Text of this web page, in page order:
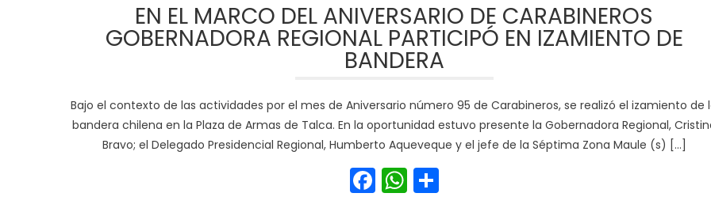
EN EL MARCO DEL ANIVERSARIO DE CARABINEROS
GOBERNADORA REGIONAL PARTICIPÓ EN IZAMIENTO DE
BANDERA
Bajo el contexto de las actividades por el mes de Aniversario número 95 de Carabineros, se realizó el izamiento de
bandera chilena en la Plaza de Armas de Talca. En la oportunidad estuvo presente la Gobernadora Regional,
Bravo; el Delegado Presidencial Regional, Humberto Aqueveque y el jefe de la Séptima Zona Maule (s) […]
Facebook
WhatsApp
Share